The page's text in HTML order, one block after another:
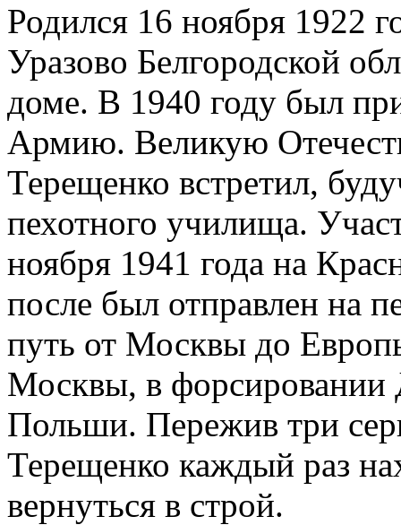
Родился 16 ноября 1922
Уразово Белгородской
доме. В 1940 году был
Армию. Великую
Терещенко встретил,
пехотного училища.
ноября 1941 года на
после был отправлен на
путь от Москвы до
Москвы, в форсировании
Польши. Пережив три
Терещенко каждый раз
вернуться в строй.